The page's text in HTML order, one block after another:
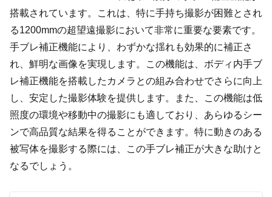
搭載されています。これは、特に手持ち撮影が困難とされ
る1200mmの超望遠撮影において非常に重要な要素です。
手ブレ補正機能により、わずかな揺れも効果的に補正さ
れ、鮮明な画像を実現します。この機能は、ボディ内手ブ
レ補正機能を搭載したカメラとの組み合わせでさらに向上
し、安定した撮影体験を提供します。また、この機能は低
照度の環境や移動中の撮影にも適しており、あらゆるシー
ンで高品質な結果を得ることができます。特に動きのある
被写体を撮影する際には、この手ブレ補正が大きな助けと
なるでしょう。